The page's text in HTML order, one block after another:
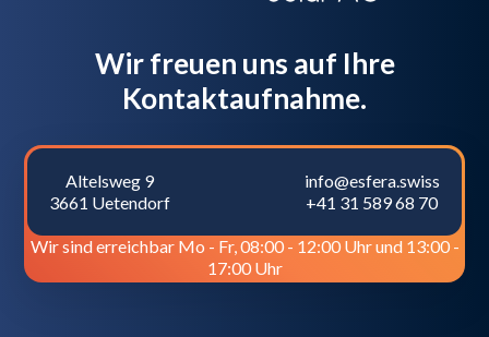
Wir freuen uns auf Ihre
Kontaktaufnahme.
Altelsweg 9
3661 Uetendorf
info@esfera.swiss
+41 31 589 68 70
Wir sind erreichbar Mo - Fr, 08:00 - 12:00 Uhr und 13:00 -
17:00 Uhr